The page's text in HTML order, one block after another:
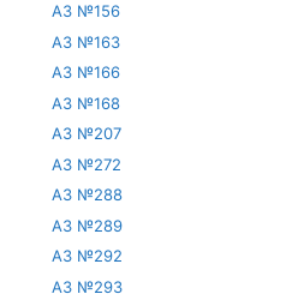
АЗ №156
АЗ №163
АЗ №166
АЗ №168
АЗ №207
АЗ №272
АЗ №288
АЗ №289
АЗ №292
АЗ №293